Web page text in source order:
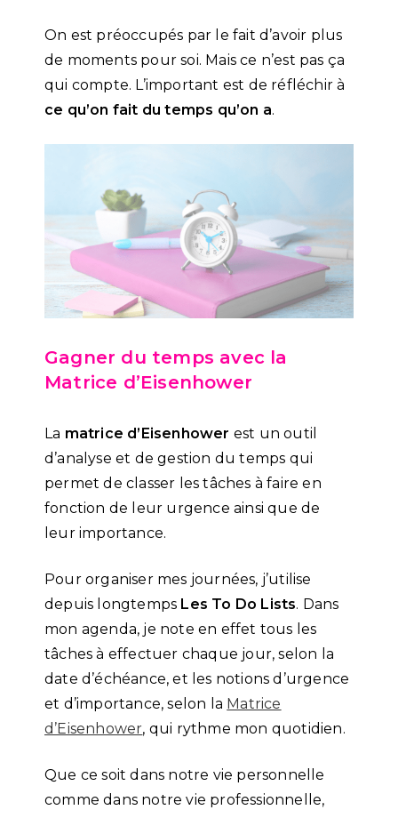
On est préoccupés par le fait d’avoir plus
de moments pour soi. Mais ce n’est pas ça
qui compte. L’important est de réfléchir à
ce qu’on fait du temps qu’on a.
Gagner du temps avec la
Matrice d’Eisenhower
La matrice d’Eisenhower est un outil
d’analyse et de gestion du temps qui
permet de classer les tâches à faire en
fonction de leur urgence ainsi que de
leur importance.
Pour organiser mes journées, j’utilise
depuis longtemps Les To Do Lists. Dans
mon agenda, je note en effet tous les
tâches à effectuer chaque jour, selon la
date d’échéance, et les notions d’urgence
et d’importance, selon la Matrice
d’Eisenhower, qui rythme mon quotidien.
Que ce soit dans notre vie personnelle
comme dans notre vie professionnelle,